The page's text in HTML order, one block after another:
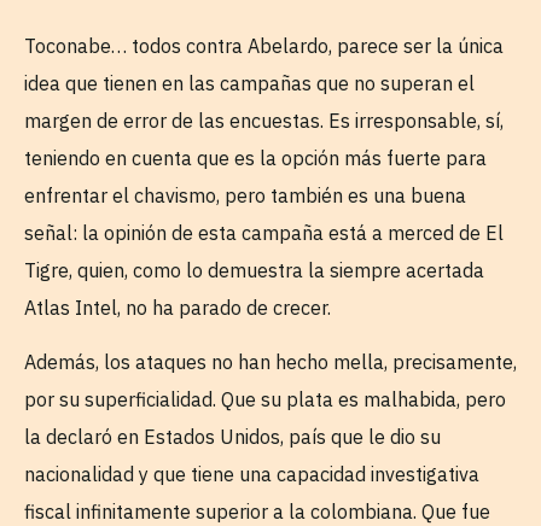
Toconabe… todos contra Abelardo, parece ser la única
idea que tienen en las campañas que no superan el
margen de error de las encuestas. Es irresponsable, sí,
teniendo en cuenta que es la opción más fuerte para
enfrentar el chavismo, pero también es una buena
señal: la opinión de esta campaña está a merced de El
Tigre, quien, como lo demuestra la siempre acertada
Atlas Intel, no ha parado de crecer.
Además, los ataques no han hecho mella, precisamente,
por su superficialidad. Que su plata es malhabida, pero
la declaró en Estados Unidos, país que le dio su
nacionalidad y que tiene una capacidad investigativa
fiscal infinitamente superior a la colombiana. Que fue